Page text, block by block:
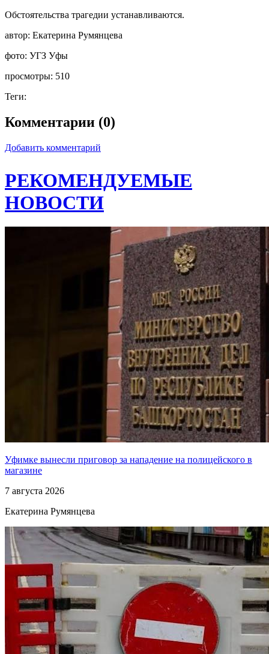
Обстоятельства трагедии устанавливаются.
автор: Екатерина Румянцева
фото: УГЗ Уфы
просмотры: 510
Теги:
Комментарии (0)
Добавить комментарий
РЕКОМЕНДУЕМЫЕ
НОВОСТИ
Уфимке вынесли приговор за нападение на полицейского в
магазине
7 августа 2026
Екатерина Румянцева